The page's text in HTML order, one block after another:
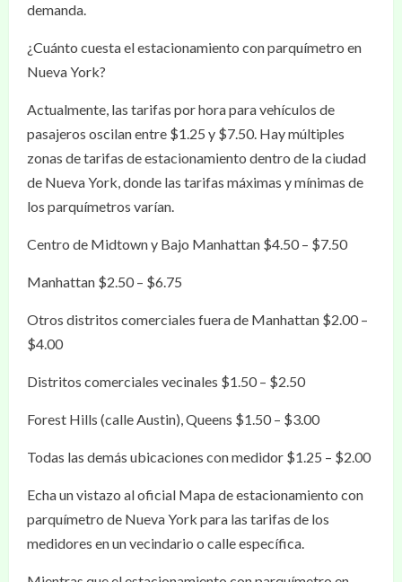
demanda.
¿Cuánto cuesta el estacionamiento con parquímetro en
Nueva York?
Actualmente, las tarifas por hora para vehículos de
pasajeros oscilan entre $1.25 y $7.50. Hay múltiples
zonas de tarifas de estacionamiento dentro de la ciudad
de Nueva York, donde las tarifas máximas y mínimas de
los parquímetros varían.
Centro de Midtown y Bajo Manhattan $4.50 – $7.50
Manhattan $2.50 – $6.75
Otros distritos comerciales fuera de Manhattan $2.00 –
$4.00
Distritos comerciales vecinales $1.50 – $2.50
Forest Hills (calle Austin), Queens $1.50 – $3.00
Todas las demás ubicaciones con medidor $1.25 – $2.00
Echa un vistazo al oficial Mapa de estacionamiento con
parquímetro de Nueva York para las tarifas de los
medidores en un vecindario o calle específica.